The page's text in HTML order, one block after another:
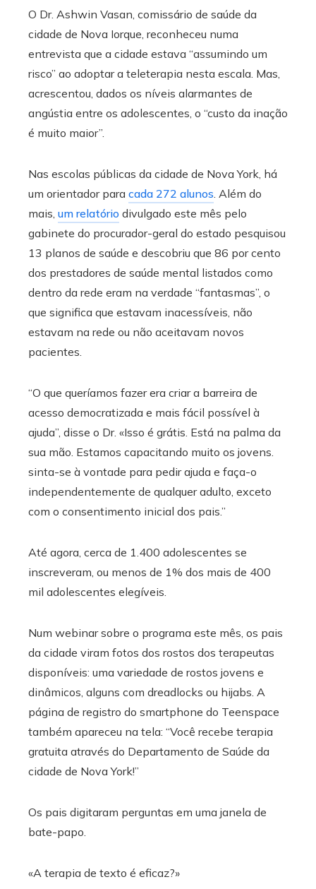
O Dr. Ashwin Vasan, comissário de saúde da
cidade de Nova Iorque, reconheceu numa
entrevista que a cidade estava “assumindo um
risco” ao adoptar a teleterapia nesta escala. Mas,
acrescentou, dados os níveis alarmantes de
angústia entre os adolescentes, o “custo da inação
é muito maior”.
Nas escolas públicas da cidade de Nova York, há
um orientador para cada 272 alunos. Além do
mais, um relatório divulgado este mês pelo
gabinete do procurador-geral do estado pesquisou
13 planos de saúde e descobriu que 86 por cento
dos prestadores de saúde mental listados como
dentro da rede eram na verdade “fantasmas”, o
que significa que estavam inacessíveis, não
estavam na rede ou não aceitavam novos
pacientes.
“O que queríamos fazer era criar a barreira de
acesso democratizada e mais fácil possível à
ajuda”, disse o Dr. «Isso é grátis. Está na palma da
sua mão. Estamos capacitando muito os jovens.
sinta-se à vontade para pedir ajuda e faça-o
independentemente de qualquer adulto, exceto
com o consentimento inicial dos pais.”
Até agora, cerca de 1.400 adolescentes se
inscreveram, ou menos de 1% dos mais de 400
mil adolescentes elegíveis.
Num webinar sobre o programa este mês, os pais
da cidade viram fotos dos rostos dos terapeutas
disponíveis: uma variedade de rostos jovens e
dinâmicos, alguns com dreadlocks ou hijabs. A
página de registro do smartphone do Teenspace
também apareceu na tela: “Você recebe terapia
gratuita através do Departamento de Saúde da
cidade de Nova York!”
Os pais digitaram perguntas em uma janela de
bate-papo.
«A terapia de texto é eficaz?»